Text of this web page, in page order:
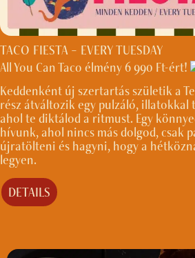
TACO FIESTA – EVERY TUESDAY
All You Can Taco élmény 6 990 Ft-ért!
Keddenként új szertartás születik a
rész átváltozik egy pulzáló, illatokkal
ahol te diktálod a ritmust. Egy
hívunk, ahol nincs más dolgod, csak
újratölteni és hagyni, hogy a
legyen.
DETAILS